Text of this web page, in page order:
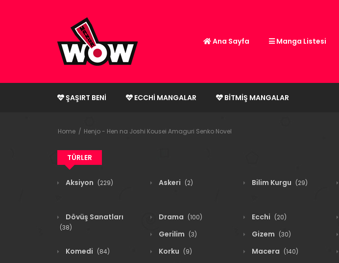
Ana Sayfa Manga Listesi
ŞAŞIRT BENI ECCHI MANGALAR BITMIŞ MANGALAR
Home Henjo - Hen na Joshi Kousei Amaguri Senko Novel
TÜRLER
Aksiyon (229) Askeri (2) Bilim Kurgu (29)
Dövüş Sanatları
(38)
Drama (100) Ecchi (20)
Gerilim (3) Gizem (30)
Komedi (84) Korku (9) Macera (140)